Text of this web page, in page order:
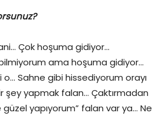
Çok hoşuma gidiyor…
ama hoşuma gidiyor…
Sahne gibi hissediyorum orayı
şey yapmak falan… Çaktırmadan
güzel yapıyorum” falan var ya… Ne